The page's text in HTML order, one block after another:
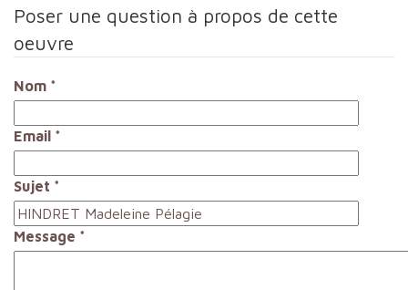
Poser une question à propos de cette
oeuvre
Nom *
Email *
Sujet *
Message *